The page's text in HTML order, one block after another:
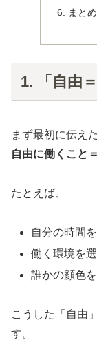
まとめ
1. 「自由
まず最初に伝え
自由に働くこと
たとえば、
自分の時間
働く環境を
誰かの顔色
こうした「自由
す。